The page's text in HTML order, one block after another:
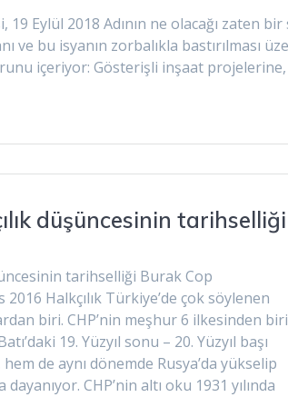
19 Eylül 2018 Adının ne olacağı zaten
ve bu isyanın zorbalıkla bastırılması
içeriyor: Gösterişli inşaat
düşüncesinin tarihselliği
tarihselliği Burak Cop
2016 Halkçılık Türkiye’de çok söylenen
biri. CHP’nin meşhur 6 ilkesinden
19. Yüzyıl sonu – 20. Yüzyıl başı
de aynı dönemde Rusya’da yükselip
CHP’nin altı oku 1931 yılında